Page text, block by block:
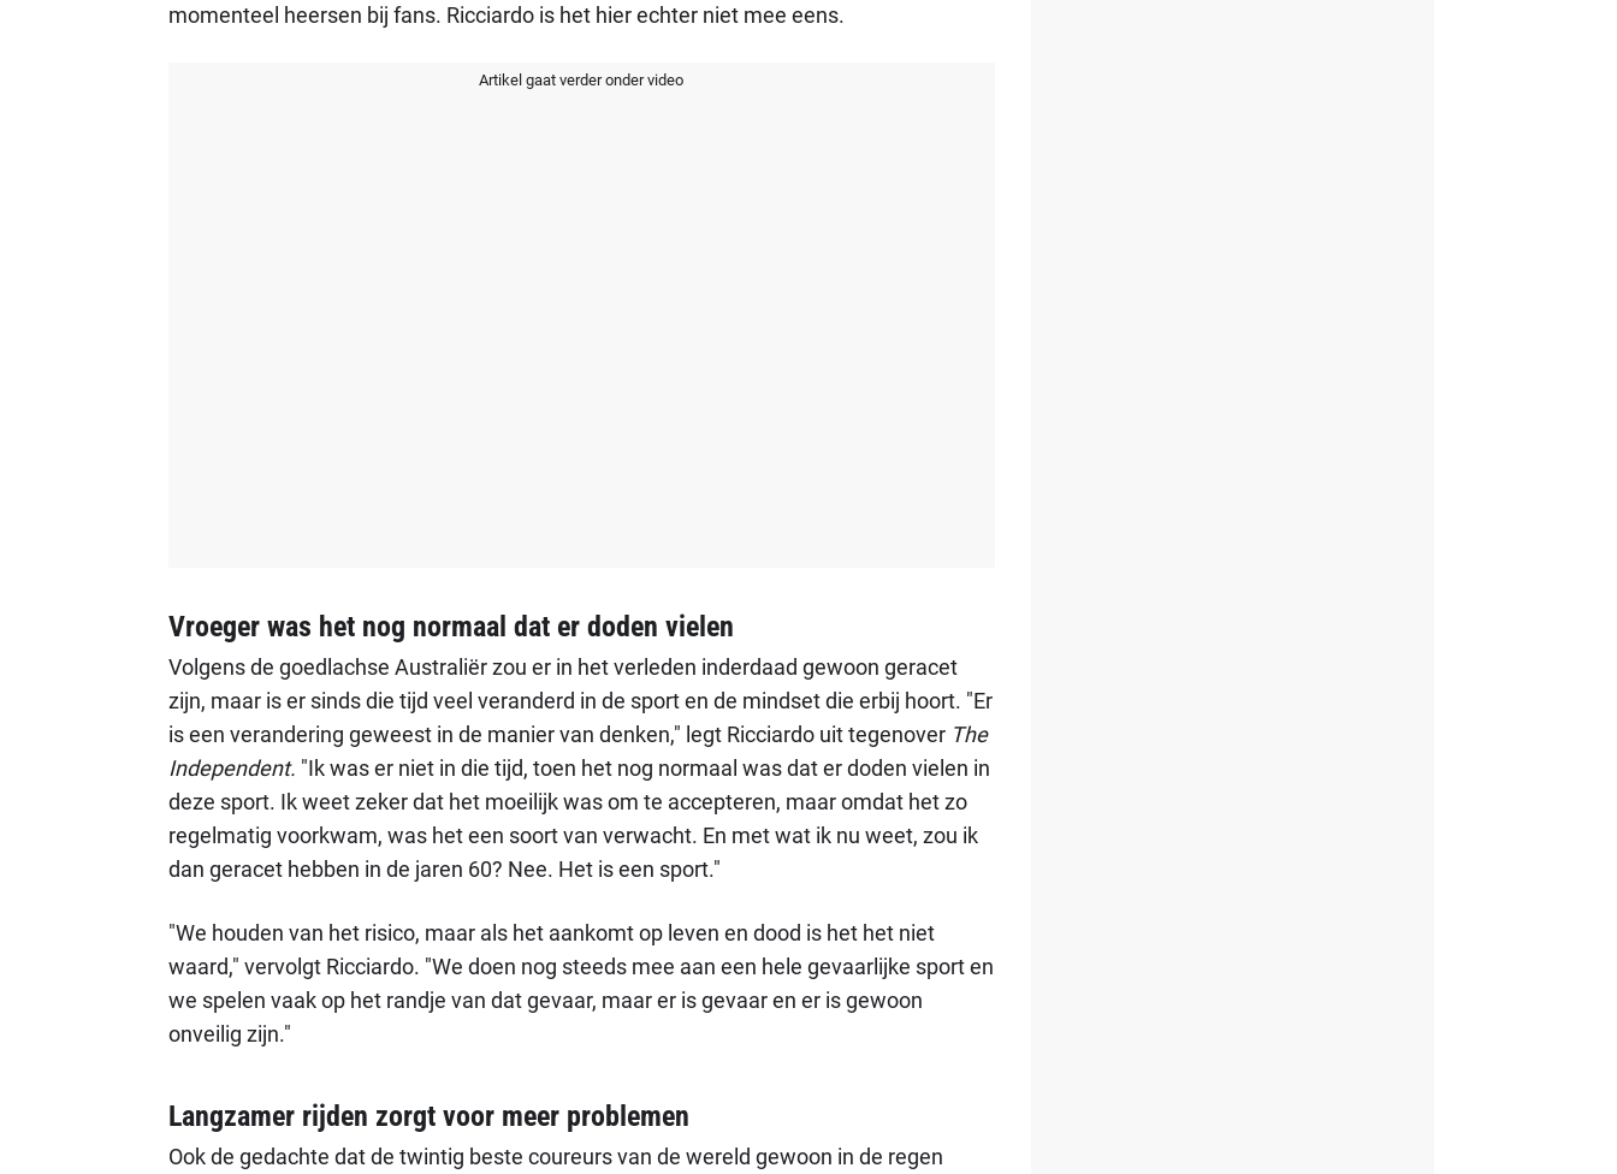
momenteel heersen bij fans. Ricciardo is het hier echter niet mee eens.
Artikel gaat verder onder video
Vroeger was het nog normaal dat er doden vielen
Volgens de goedlachse Australiër zou er in het verleden inderdaad gewoon geracet
zijn, maar is er sinds die tijd veel veranderd in de sport en de mindset die erbij hoort. "Er
is een verandering geweest in de manier van denken," legt Ricciardo uit tegenover The
Independent. "Ik was er niet in die tijd, toen het nog normaal was dat er doden vielen in
deze sport. Ik weet zeker dat het moeilijk was om te accepteren, maar omdat het zo
regelmatig voorkwam, was het een soort van verwacht. En met wat ik nu weet, zou ik
dan geracet hebben in de jaren 60? Nee. Het is een sport."
"We houden van het risico, maar als het aankomt op leven en dood is het het niet
waard," vervolgt Ricciardo. "We doen nog steeds mee aan een hele gevaarlijke sport en
we spelen vaak op het randje van dat gevaar, maar er is gevaar en er is gewoon
onveilig zijn."
Langzamer rijden zorgt voor meer problemen
Ook de gedachte dat de twintig beste coureurs van de wereld gewoon in de regen